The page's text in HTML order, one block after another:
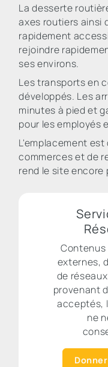
La desserte
axes routiers ainsi
rapidement
rejoindre
ses environs.
Les transports en
développés. Les
minutes à pied et
pour les employés
L'emplacement
commerces et de
rend le site
externes,
de
provenant
acceptés,
ne